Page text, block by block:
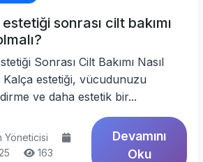
sonrası cilt bakımı
Sonrası Cilt Bakımı Nasıl
Kalça estetiği, vücudunuzu
ve daha estetik bir...
Yöneticisi
163
Devamını
Oku